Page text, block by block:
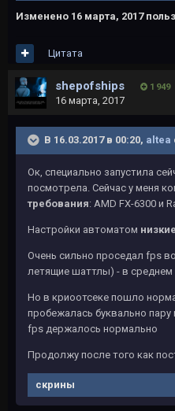
Изменено 16 марта, 2017
Цитата
shepofships 1 949
16 марта, 2017
В 16.03.2017 в 00:20, altea
Ок, специально запустила
посмотрела. Сейчас у меня
требования: AMD FX-6300 и
Настройки автоматом низкие
Очень сильно проседал fps
летящие шаттлы) - в среднем
Но в криоотсеке пошло
пробежалась буквально
fps держалось нормально
Продолжу после того как
скрины